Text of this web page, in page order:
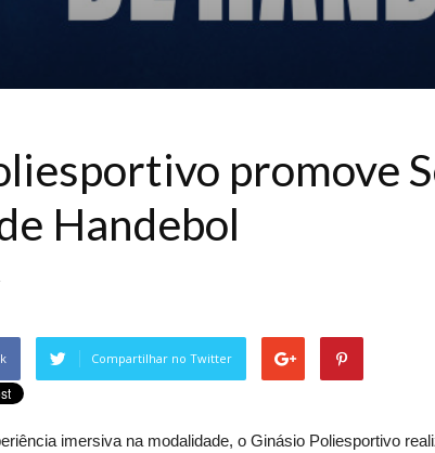
promove
Handebol
Compartilhar no Twitter
imersiva na modalidade, o Ginásio Poliesportivo